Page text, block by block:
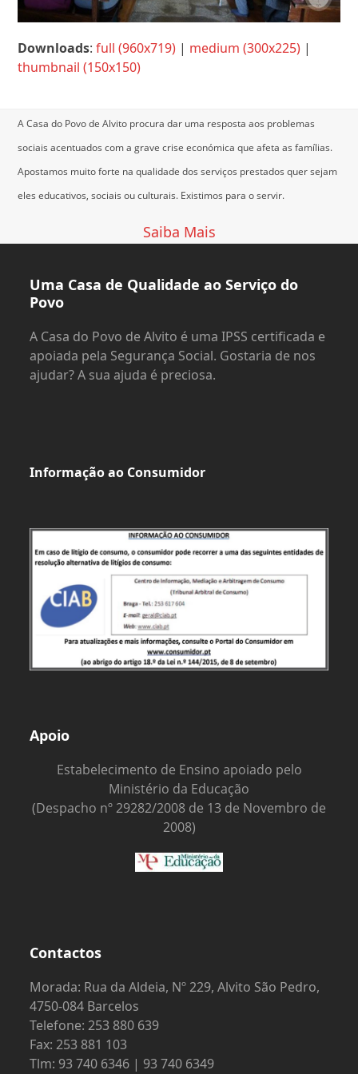
Downloads:full (960x719) | medium (300x225) |
thumbnail (150x150)
A Casa do Povo de Alvito procura dar uma resposta aos problemas
sociais acentuados com a grave crise económica que afeta as famílias.
Apostamos muito forte na qualidade dos serviços prestados quer sejam
eles educativos, sociais ou culturais. Existimos para o servir.
Saiba Mais
Uma Casa de Qualidade ao Serviço do
Povo
A Casa do Povo de Alvito é uma IPSS certificada e
apoiada pela Segurança Social. Gostaria de nos
ajudar? A sua ajuda é preciosa.
Informação ao Consumidor
Apoio
Estabelecimento de Ensino apoiado pelo
Ministério da Educação
(Despacho nº 29282/2008 de 13 de Novembro de
2008)
Contactos
Morada: Rua da Aldeia, Nº 229, Alvito São Pedro,
4750-084 Barcelos
Telefone: 253 880 639
Fax: 253 881 103
Tlm: 93 740 6346 | 93 740 6349